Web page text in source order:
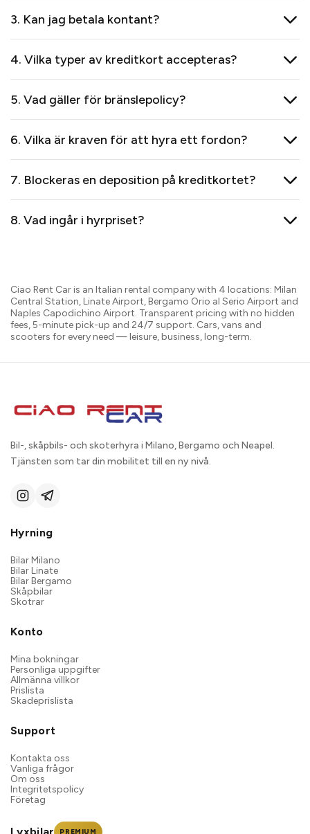
3. Kan jag betala kontant?
4. Vilka typer av kreditkort accepteras?
5. Vad gäller för bränslepolicy?
6. Vilka är kraven för att hyra ett fordon?
7. Blockeras en deposition på kreditkortet?
8. Vad ingår i hyrpriset?
Ciao Rent Car is an Italian rental company with 4 locations: Milan
Central Station, Linate Airport, Bergamo Orio al Serio Airport and
Naples Capodichino Airport. Transparent pricing with no hidden
fees, 5-minute pick-up and 24/7 support. Cars, vans and
scooters for every need — leisure, business, long-term.
Bil-, skåpbils- och skoterhyra i Milano, Bergamo och Neapel.
Tjänsten som tar din mobilitet till en ny nivå.
Hyrning
Bilar Milano
Bilar Linate
Bilar Bergamo
Skåpbilar
Skotrar
Konto
Mina bokningar
Personliga uppgifter
Allmänna villkor
Prislista
Skadeprislista
Support
Kontakta oss
Vanliga frågor
Om oss
Integritetspolicy
Företag
Lyxbilar PREMIUM